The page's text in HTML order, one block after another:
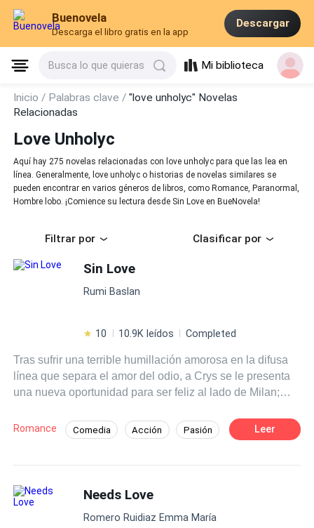
Buenovela
Descarga el libro gratis en la app
Descargar
Busca lo que quieras Mi biblioteca
Inicio / Palabras clave /"love unholyc" Novelas
Relacionadas
Love Unholyc
Aquí hay 275 novelas relacionadas con love unholyc para que las lea en
línea. Generalmente, love unholyc o historias de novelas similares se
pueden encontrar en varios géneros de libros, como Romance, Paranormal,
Hombre lobo. ¡Comience su lectura desde Sin Love en BueNovela!
Filtrar por Clasificar por
Sin Love
Rumi Baslan
10 10.9K leídos Completed
Tras sufrir una terrible humillación amorosa en la difusa
línea que separa el amor del odio, a Crys se le presenta
una nueva oportunidad para ser feliz al lado de Milan;
corazón, haciendo todo lo posible por alejarla de Bastian
Woodwryn. Mientras que el mismo Bastian tiene claro
Bellowk. Lo que no sabe es que ella está decidida a no
perder ni a doblegarse ante él. Un nuevo ciclo escolar,
nuevos personajes, un misterioso enemigo aparece y una
Romance Comedia Acción Pasión Leer
Needs Love
Romero Ruidiaz Emma María